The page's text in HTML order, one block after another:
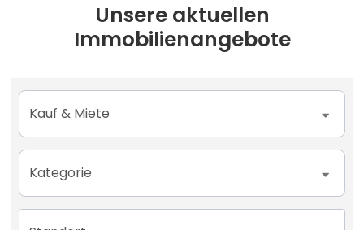
Unsere aktuellen
Immobilienangebote
Kauf & Miete
Kategorie